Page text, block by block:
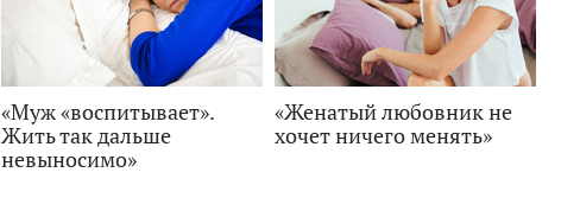
«Муж «воспитывает».
Жить так дальше
невыносимо»
«Женатый любовник не
хочет ничего менять»